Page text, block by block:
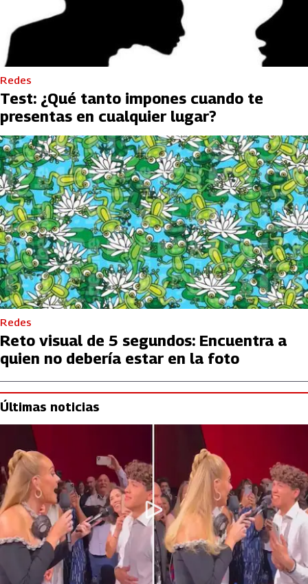
Redes
Test: ¿Qué tanto impones cuando te
presentas en cualquier lugar?
Redes
Reto visual de 5 segundos: Encuentra a
quien no debería estar en la foto
Últimas noticias